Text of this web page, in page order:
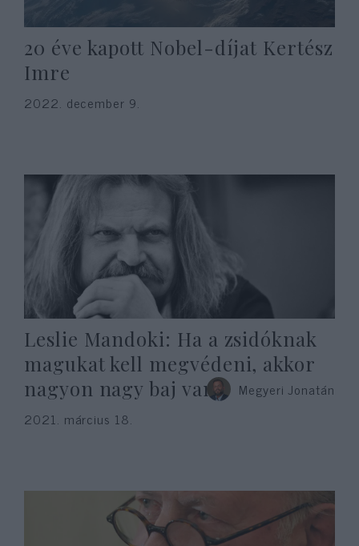
20 éve kapott Nobel-díjat Kertész
Imre
2022. december 9.
Leslie Mandoki: Ha a zsidóknak
magukat kell megvédeni, akkor
nagyon nagy baj van
Megyeri Jonatán
2021. március 18.